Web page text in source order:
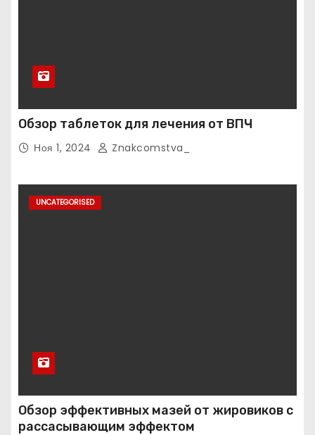
Обзор таблеток для лечения от ВПЧ
Ноя 1, 2024 Znakcomstva_
UNCATEGORISED
Обзор эффективных мазей от жировиков с
рассасывающим эффектом